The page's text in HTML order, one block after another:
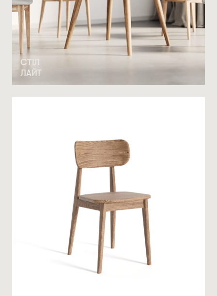
СТІЛ
ЛАЙТ